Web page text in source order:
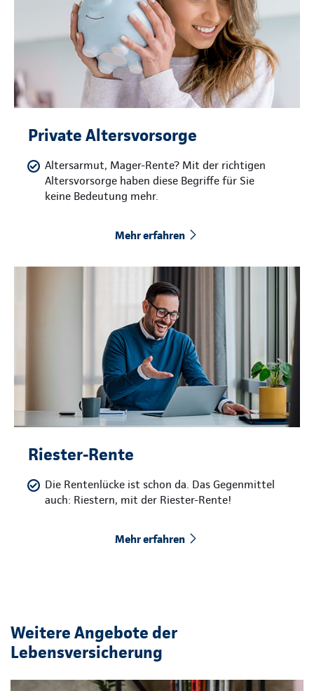
Private Altersvorsorge
Altersarmut, Mager-Rente? Mit der richtigen
Altersvorsorge haben diese Begriffe für Sie
keine Bedeutung mehr.
Mehr erfahren
Riester-Rente
Die Rentenlücke ist schon da. Das Gegenmittel
auch: Riestern, mit der Riester-Rente!
Mehr erfahren
Weitere Angebote der
Lebensversicherung